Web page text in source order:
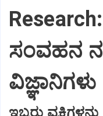
ಸಂವಹನ
ವಿಜ್ಞಾನಿಗಳು
ಇಬ್ಬರು